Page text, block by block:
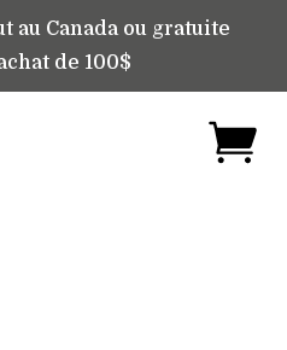
au Canada ou gratuite
de 100$